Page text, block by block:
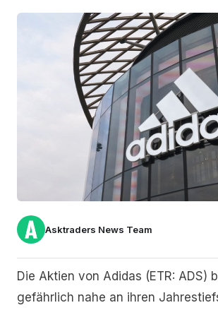
Asktraders News Team
Die Aktien von Adidas (ETR: ADS)
gefährlich nahe an ihren